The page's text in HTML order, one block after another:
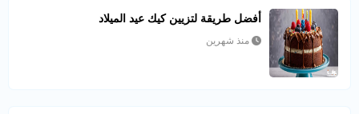
أفضل طريقة لتزيين كيك عيد الميلاد
منذ شهرين